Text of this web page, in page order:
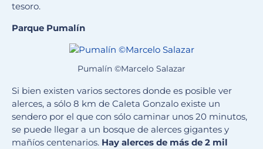
tesoro.
Parque Pumalín
Pumalín ©Marcelo Salazar
Si bien existen varios sectores donde es posible ver
alerces, a sólo 8 km de Caleta Gonzalo existe un
sendero por el que con sólo caminar unos 20 minutos,
se puede llegar a un bosque de alerces gigantes y
mañíos centenarios. Hay alerces de más de 2 mil